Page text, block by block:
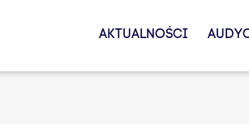
AKTUALNOŚCI